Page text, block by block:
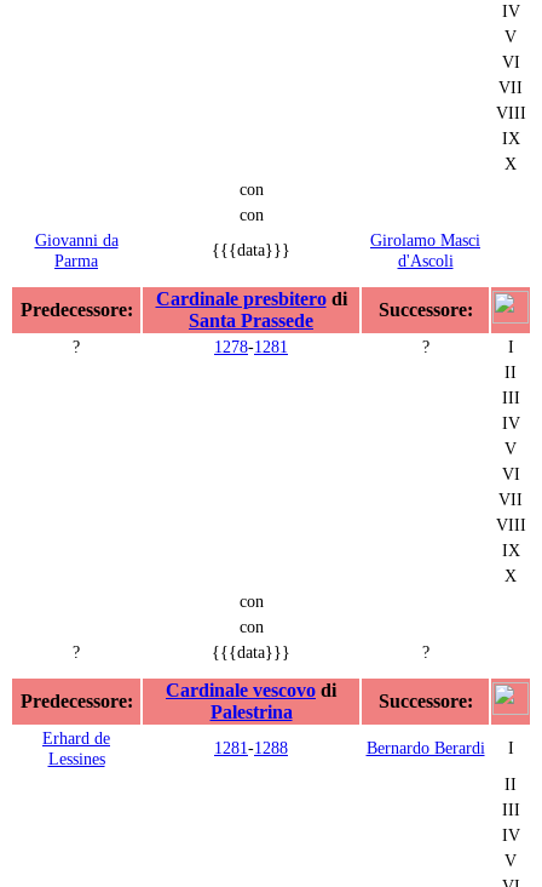
IV
V
VI
VII
VIII
IX
X
con
con
Giovanni da
Parma
{{{data}}}
Girolamo Masci
d'Ascoli
Predecessore:
Cardinale presbiterodi
Santa Prassede
Successore:
? 1278-1281 ?
I
II
III
IV
V
VI
VII
VIII
IX
X
con
con
?
{{{data}}} ?
Predecessore:
Cardinale vescovo di
Palestrina
Successore:
Erhard de
Lessines
1281-1288 Bernardo Berardi
I
II
III
IV
V